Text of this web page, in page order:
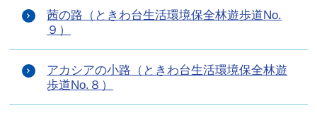
茜の路（ときわ台生活環境保全林遊歩道No.
９）
アカシアの小路（ときわ台生活環境保全林遊
歩道No.８）